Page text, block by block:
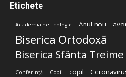
Etichete
Academia de Teologie Anul nou
Biserica Ortodoxă
Biserica Sfânta Treime
Conferință Copii copil